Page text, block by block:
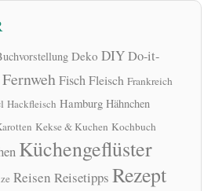
Deko DIYDo-it-
FernwehFischFleisch Frankreich
Hackfleisch Hamburg Hähnchen
Kekse & Kuchen Kochbuch
Küchengeflüster
Reisen Reisetipps Rezept